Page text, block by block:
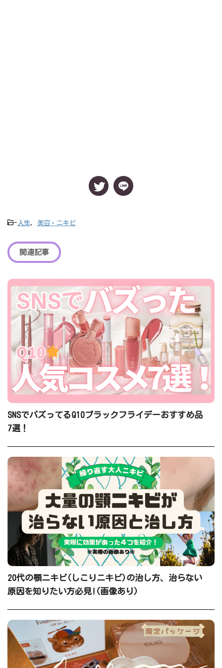
- 人生 美容・ニキビ
関連記事
SNSでバズってるQ10ブラックフライデーおすすめ品
7選！
20代の顎ニキビ(しこりニキビ)の治し方、治らない
原因を知りたい方必見!(画像あり)